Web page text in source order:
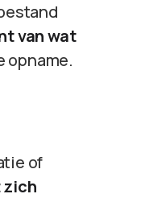
van wat
opname.
of
zich